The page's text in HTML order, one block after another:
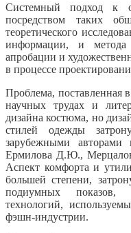
Системный подход к
посредством таких
теоретического
информации, и метода
апробации и
в процессе
Проблема, поставленная
научных трудах и
дизайна костюма, но
стилей одежды
зарубежными
Ермилова Д.Ю.,
Аспект комфорта и
большей степени,
подиумных показов,
технологий,
фэшн-индустрии.